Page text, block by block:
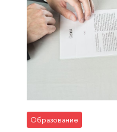
Образование